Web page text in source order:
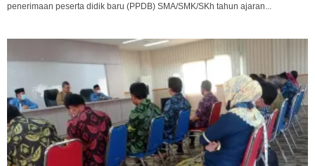
penerimaan peserta didik baru (PPDB) SMA/SMK/SKh tahun ajaran...